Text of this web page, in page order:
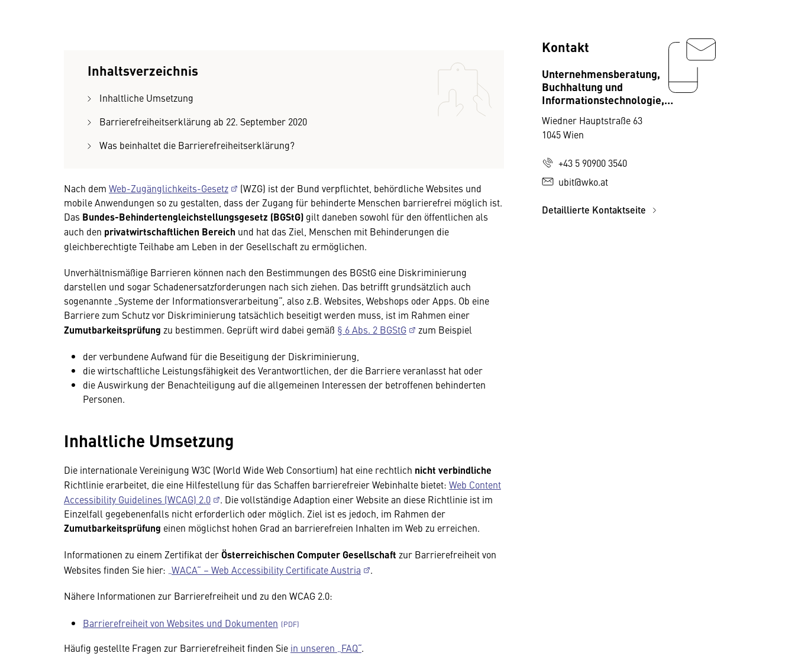
Inhaltsverzeichnis
Inhaltliche Umsetzung
Barrierefreiheitserklärung ab 22. September 2020
Was beinhaltet die Barrierefreiheitserklärung?
Nach dem Web-Zugänglichkeits-Gesetz
(WZG) ist der Bund verpflichtet, behördliche Websites und
mobile Anwendungen so zu gestalten, dass der Zugang für behinderte Menschen barrierefrei möglich ist.
Das Bundes-Behindertengleichstellungsgesetz (BGStG) gilt daneben sowohl für den öffentlichen als
auch den privatwirtschaftlichen Bereich und hat das Ziel, Menschen mit Behinderungen die
gleichberechtigte Teilhabe am Leben in der Gesellschaft zu ermöglichen.
Unverhältnismäßige Barrieren können nach den Bestimmungen des BGStG eine Diskriminierung
darstellen und sogar Schadenersatzforderungen nach sich ziehen. Das betrifft grundsätzlich auch
sogenannte „Systeme der Informationsverarbeitung“, also z.B. Websites, Webshops oder Apps. Ob eine
Barriere zum Schutz vor Diskriminierung tatsächlich beseitigt werden muss, ist im Rahmen einer
Zumutbarkeitsprüfung zu bestimmen. Geprüft wird dabei gemäß § 6 Abs. 2 BGStG zum Beispiel
der verbundene Aufwand für die Beseitigung der Diskriminierung,
die wirtschaftliche Leistungsfähigkeit des Verantwortlichen, der die Barriere veranlasst hat oder
die Auswirkung der Benachteiligung auf die allgemeinen Interessen der betroffenen behinderten
Personen.
Inhaltliche Umsetzung
Die internationale Vereinigung W3C (World Wide Web Consortium) hat eine rechtlich nicht verbindliche
Richtlinie erarbeitet, die eine Hilfestellung für das Schaffen barrierefreier Webinhalte bietet: Web Content
Accessibility Guidelines (WCAG) 2.0
. Die vollständige Adaption einer Website an diese Richtlinie ist im
Einzelfall gegebenenfalls nicht erforderlich oder möglich. Ziel ist es jedoch, im Rahmen der
Zumutbarkeitsprüfung einen möglichst hohen Grad an barrierefreien Inhalten im Web zu erreichen.
Informationen zu einem Zertifikat der Österreichischen Computer Gesellschaft zur Barrierefreiheit von
Websites finden Sie hier: „WACA“ – Web Accessibility Certificate Austria
.
Nähere Informationen zur Barrierefreiheit und zu den WCAG 2.0:
Barrierefreiheit von Websites und Dokumenten
Häufig gestellte Fragen zur Barrierefreiheit finden Sie in unseren „FAQ“.
Kontakt
Unternehmensberatung,
Buchhaltung und
Informationstechnologie,
Wiedner Hauptstraße 63
1045 Wien
+43 5 90900 3540
ubit@wko.at
Detaillierte Kontaktseite